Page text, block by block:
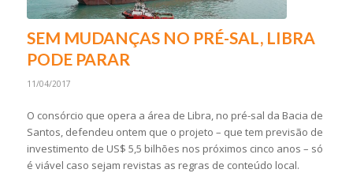
SEM MUDANÇAS NO PRÉ-SAL, LIBRA
PODE PARAR
11/04/2017
O consórcio que opera a área de Libra, no pré-sal da Bacia de
Santos, defendeu ontem que o projeto – que tem previsão de
investimento de US$ 5,5 bilhões nos próximos cinco anos – só
é viável caso sejam revistas as regras de conteúdo local.